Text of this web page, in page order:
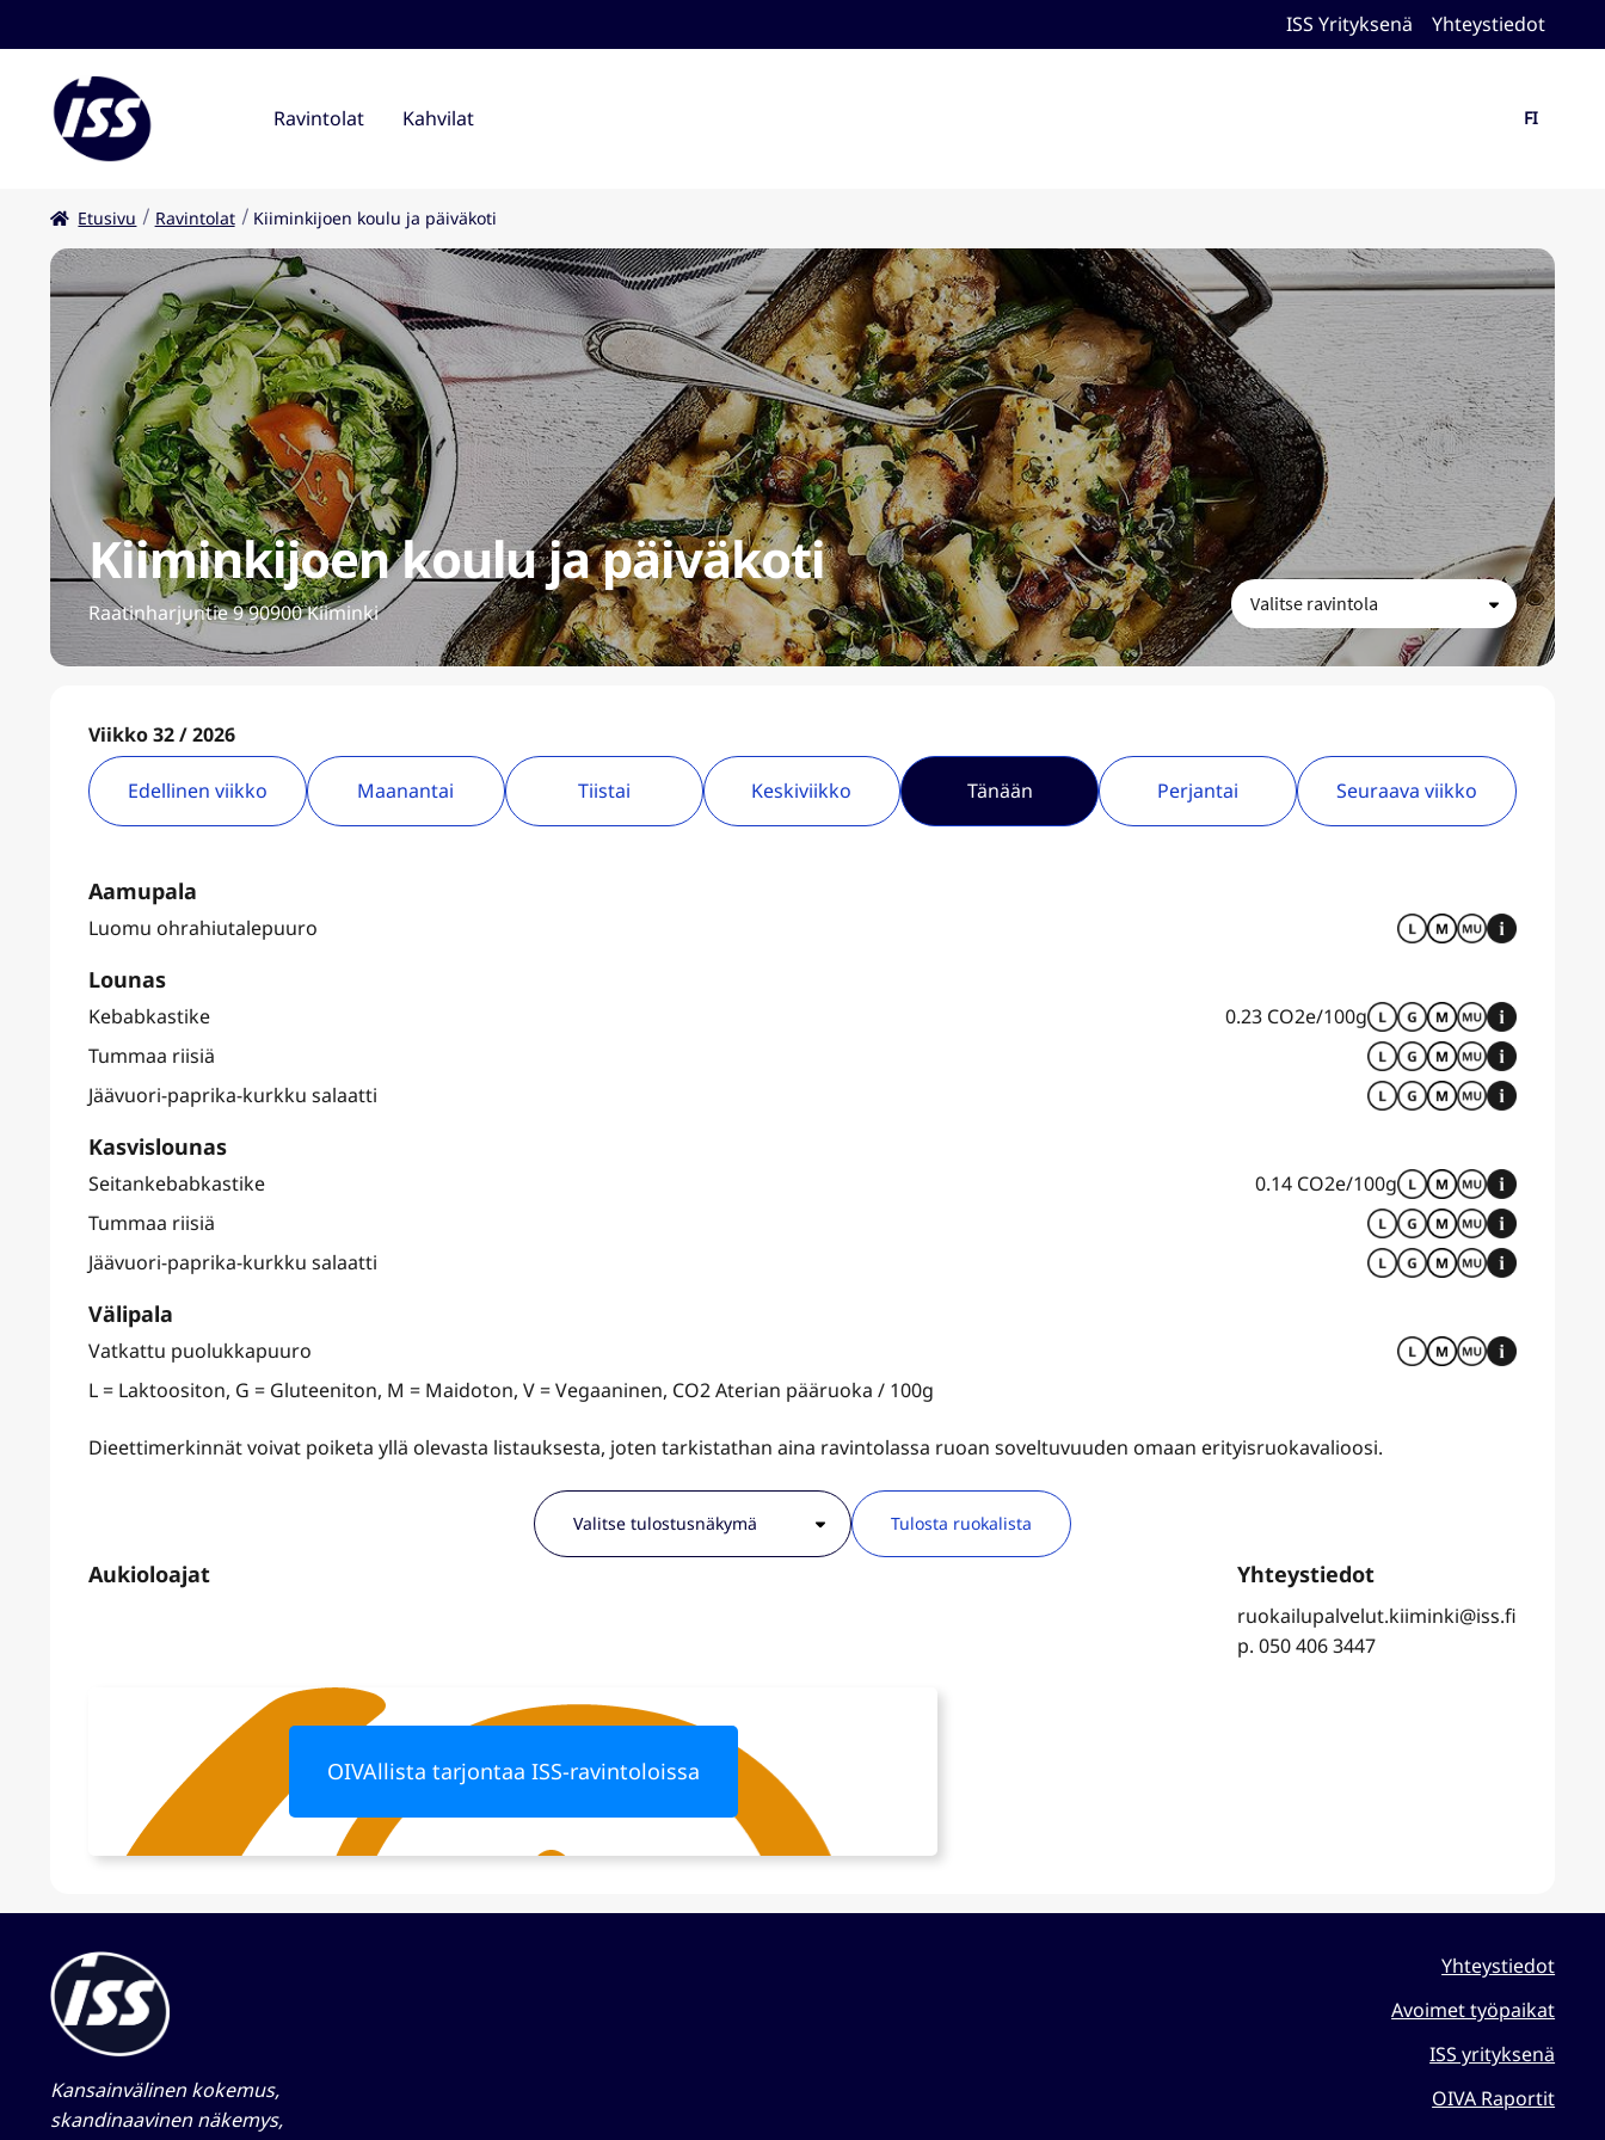
ISS Yrityksenä Yhteystiedot
Ravintolat Kahvilat FI
Etusivu Ravintolat Kiiminkijoen koulu ja päiväkoti
Kiiminkijoen koulu ja päiväkoti
Raatinharjuntie 9 90900 Kiiminki
Viikko 32 / 2026
Edellinen viikko Maanantai Tiistai Keskiviikko Tänään Perjantai Seuraava viikko
Aamupala
Luomu ohrahiutalepuuro
Lounas
Kebabkastike
0.23 CO2e/100g
Tummaa riisiä
Jäävuori-paprika-kurkku salaatti
Kasvislounas
Seitankebabkastike
0.14 CO2e/100g
Tummaa riisiä
Jäävuori-paprika-kurkku salaatti
Välipala
Vatkattu puolukkapuuro
L = Laktoositon, G = Gluteeniton, M = Maidoton, V = Vegaaninen, CO2 Aterian pääruoka / 100g
Dieettimerkinnät voivat poiketa yllä olevasta listauksesta, joten tarkistathan aina ravintolassa ruoan soveltuvuuden omaan erityisruokavalioosi.
Tulosta ruokalista
ruokailupalvelut.kiiminki@iss.fi
p. 050 406 3447
OIVAllista tarjontaa ISS-ravintoloissa
Kansainvälinen kokemus,
skandinaavinen näkemys,
Yhteystiedot
Avoimet työpaikat
ISS yrityksenä
OIVA Raportit